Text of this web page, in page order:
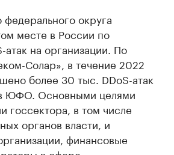
округа
месте в России по
атак на организации. По
Солар», в течение 2022
более 30 тыс. DDoS-атак
ЮФО. Основными целями
госсектора, в том числе
органов власти, и
финансовые